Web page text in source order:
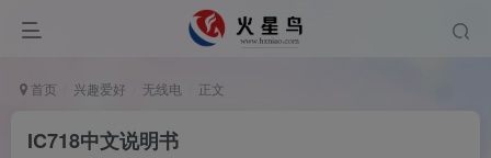
首页 兴趣爱好 无线电 正文
IC718中文说明书